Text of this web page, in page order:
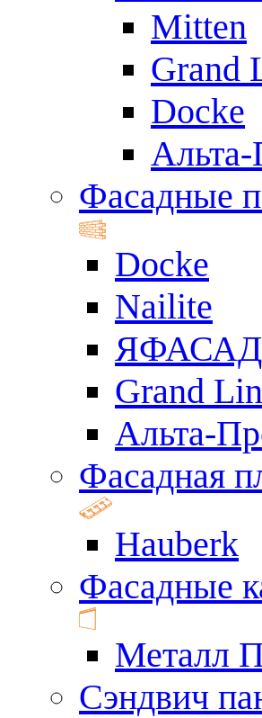
Mitten
Grand
Docke
Фасадные
Docke
Nailite
ЯФАСАД
Grand
Альта-
Фасадная
Hauberk
Фасадные
Металл
Сэндвич